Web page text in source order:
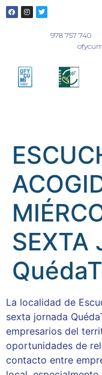
978 757 740
SEXTA
La localidad de
sexta jornada
empresarios del
oportunidades de
contacto entre